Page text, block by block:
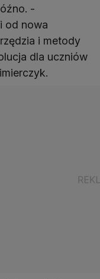
-
od nowa
i metody
dla uczniów